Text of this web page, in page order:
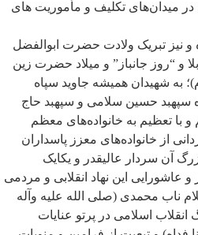
میدان‌های تکلیف و مأموریت های
نیز تبریک ولادت حضرت ابوالفضل
و “روز جانباز” و میلاد حضرت زین
به شهیدان همیشه جاوید سپاه
سپهبد حسین سلامی و سپهبد حاج
با تعظیم به خانواده‌های معظم
از خانواده‌های معزز پاسداران
آن سردار عالیقدر و یکایک
و عاشورایی این نهاد انقلابی و مردمی
ناب محمدی (صلی الله علیه وآله
اسلامی در پرتو عنایات